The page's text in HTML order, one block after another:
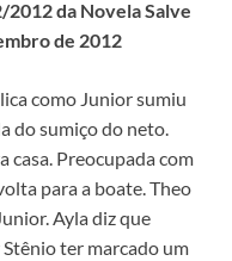
2012 da Novela Salve
de 2012
como Junior sumiu
do sumiço do neto.
casa. Preocupada com
para a boate. Theo
Ayla diz que
ter marcado um